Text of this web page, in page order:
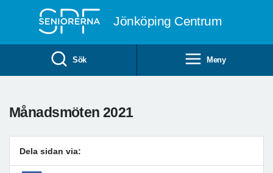
Jönköping Centrum
Sök Meny
Månadsmöten 2021
Dela sidan via: